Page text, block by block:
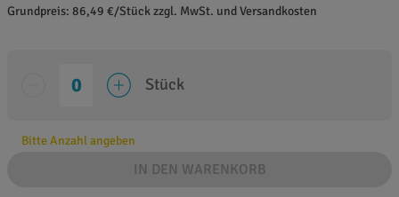
Grundpreis: 86,49 €/Stück zzgl. MwSt. und Versandkosten
Stück
Bitte Anzahl angeben
IN DEN WARENKORB